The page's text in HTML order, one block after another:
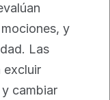
y
Las
excluir
cambiar